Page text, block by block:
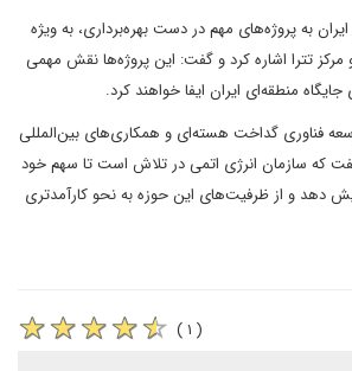
به پروژه‌های مهم در دست بهره‌برداری، به ویژه
مرکز تترا اشاره کرد و گفت: این پروژه‌ها نقش مهمی
منطقه‌ای ایران ایفا خواهند کرد.
فناوری گداخت هسته‌ای و همکاری‌های بین‌المللی
که سازمان انرژی اتمی در تلاش است تا سهم خود
دهد و از ظرفیت‌های این حوزه به نحو کارآمدتری
( ۱ )